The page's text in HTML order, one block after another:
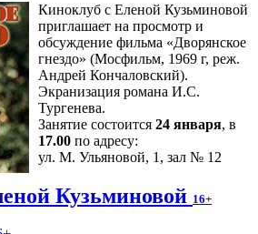
Киноклуб с Еленой Кузьминовой
приглашает на просмотр и
обсуждение фильма «Дворянское
гнездо» (Мосфильм, 1969 г, реж.
Андрей Кончаловский).
Экранизация романа И.С.
Тургенева.
Занятие состоится 24 января, в
17.00 по адресу:
ул. М. Ульяновой, 1, зал № 12
Кузьминовой 16+